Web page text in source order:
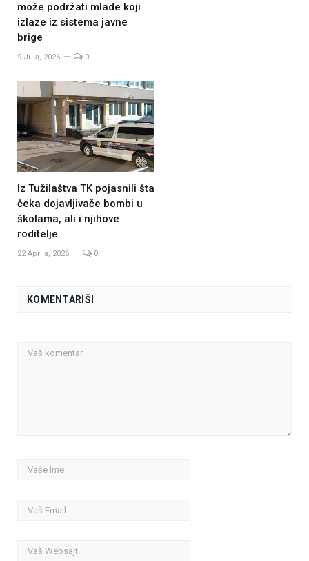
može podržati mlade koji
izlaze iz sistema javne
brige
9 Jula, 2026 0
Iz Tužilaštva TK pojasnili šta
čeka dojavljivače bombi u
školama, ali i njihove
roditelje
22 Aprila, 2026 0
KOMENTARIŠI